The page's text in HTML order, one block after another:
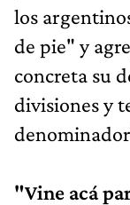
los
de pie" y
concreta su
divisiones y
"Vine acá